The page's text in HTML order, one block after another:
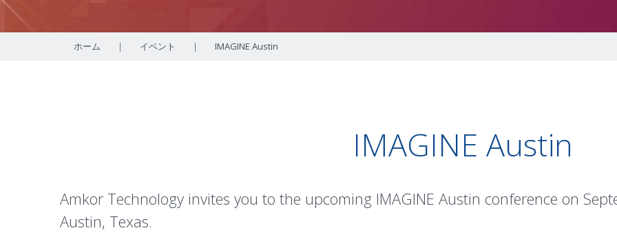
ホーム | イベント | IMAGINE Austin
IMAGINE Austin
Amkor Technology invites you to the upcoming IMAGINE Austin conference on
Austin, Texas.